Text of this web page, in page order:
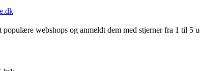
populære webshops og anmeldt dem med stjerner fra 1 til